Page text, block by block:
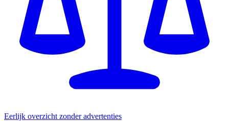
Eerlijk overzicht zonder advertenties